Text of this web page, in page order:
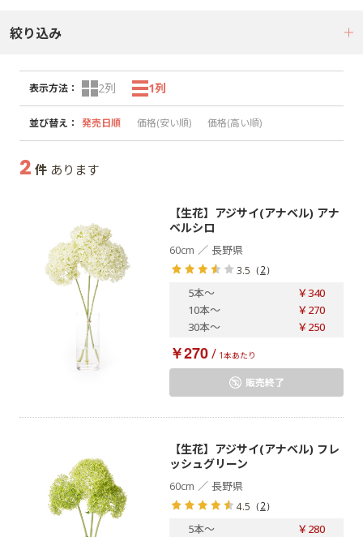
絞り込み
表示方法： 2列 1列
並び替え ： 発売日順 価格(安い順) 価格(高い順)
2 件 あります
【生花】アジサイ(アナベル) アナ
ベルシロ
60cm ／ 長野県
3.5 （2）
5本～
￥340
10本～
￥270
30本～ ￥250
￥270/ 1本あたり
販売終了
【生花】アジサイ(アナベル) フレ
ッシュグリーン
60cm ／ 長野県
4.5 （2）
5本～
￥280